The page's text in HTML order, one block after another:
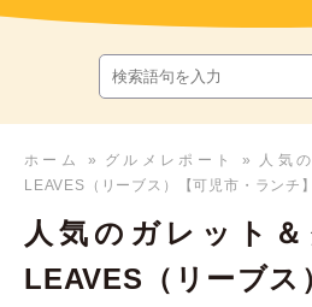
ホーム » グルメレポート »
人気
LEAVES（リーブス）【可児市・ランチ】
人気のガレット
LEAVES（リーブス